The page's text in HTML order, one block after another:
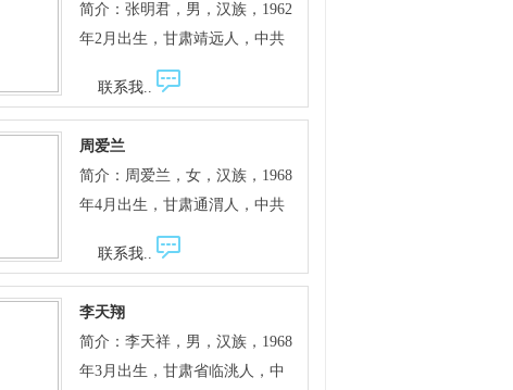
简介：张明君，男，汉族，1962
年2月出生，甘肃靖远人，中共
党员，本科学历，高级工程师。
定西市建筑业联合会副会长，定
产商会会长，定西市规划局专家
委员会主任委员，安定区人大代
表。现任甘肃省定西市广厦建筑
安装工程有限责任公司董事长、
总经理。 完成了广厦“温馨家
园”、“阳光家园”，“新城佳苑”等
商住项目的开发建设，联合开发
了定西市交运集团住宅小区、建
联系我..
周爱兰
简介：周爱兰，女，汉族，1968
年4月出生，甘肃通渭人，中共
党员，本科学历，高级农艺师。
省、市党代会代表，市政协常
委会常务委员，市民营科技企业
协会常务理事，市青年企业家协
会副会长、市巾帼创业者协会副
联系我..
李天翔
简介：李天祥，男，汉族，1968
年3月出生，甘肃省临洮人，中